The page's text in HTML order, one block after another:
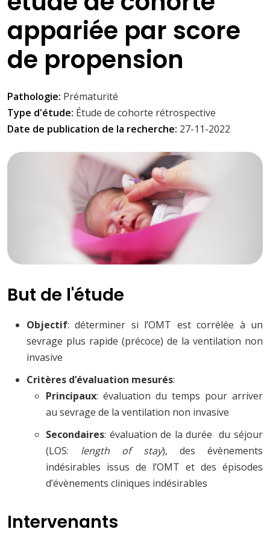
appariée par score
de propension
Pathologie: Prématurité
Type d'étude: Étude de cohorte rétrospective
Date de publication de la recherche: 27-11-2022
But de l'étude
Objectif: déterminer si l’OMT est corrélée à un
sevrage plus rapide (précoce) de la ventilation non
invasive
Critères d’évaluation mesurés:
Principaux: évaluation du temps pour arriver
au sevrage de la ventilation non invasive
Secondaires: évaluation de la durée du séjour
(LOS: length of stay), des évènements
indésirables issus de l’OMT et des épisodes
d’évènements cliniques indésirables
Intervenants